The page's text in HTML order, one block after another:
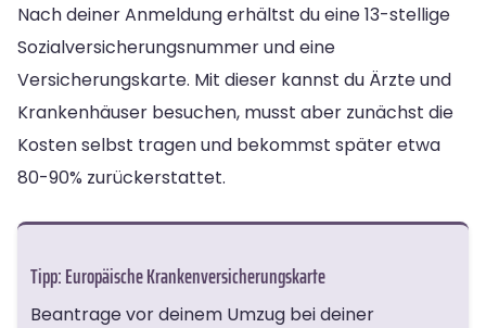
Nach deiner Anmeldung erhältst du eine 13-stellige
Sozialversicherungsnummer und eine
Versicherungskarte. Mit dieser kannst du Ärzte und
Krankenhäuser besuchen, musst aber zunächst die
Kosten selbst tragen und bekommst später etwa
80-90% zurückerstattet.
Tipp: Europäische Krankenversicherungskarte
Beantrage vor deinem Umzug bei deiner